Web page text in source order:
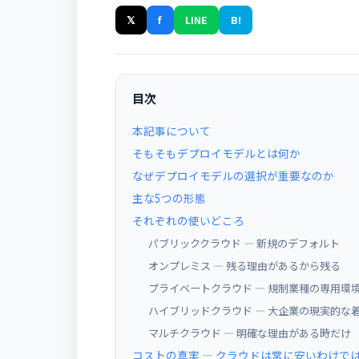
𝕏 f LINE B!
目次
本記事について
そもそもデプロイモデルとは何か
なぜデプロイモデルの選択が重要なのか
主な5つの形態
それぞれの使いどころ
パブリッククラウド ― 新規のデフォルト
オンプレミス ― 残る理由があるから残る
プライベートクラウド ― 規制業種の専用環
ハイブリッドクラウド ― 大企業の現実的な
マルチクラウド ― 明確な理由がある時だけ
コストの真実 ― クラウドは常に安いわけで